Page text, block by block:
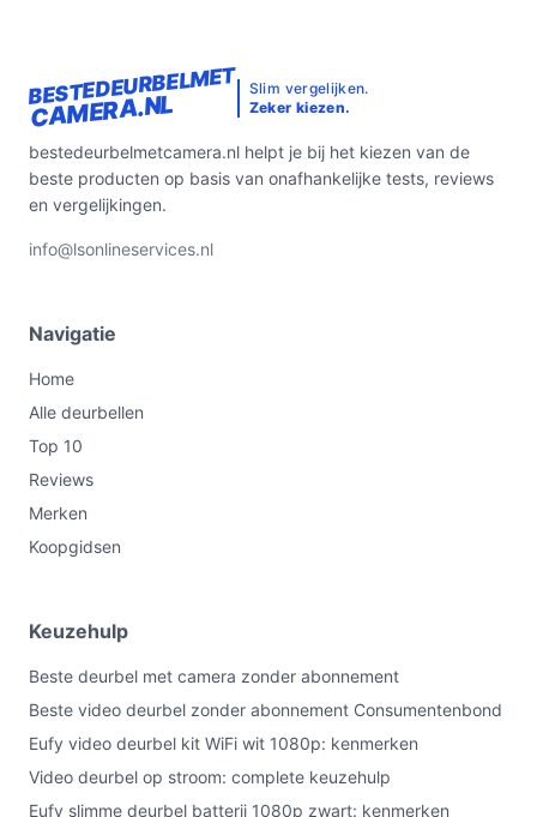
BESTEDEURBELMET
CAMERA.NL
Slim vergelijken.
Zeker kiezen.
bestedeurbelmetcamera.nl helpt je bij het kiezen van de
beste producten op basis van onafhankelijke tests, reviews
en vergelijkingen.
info@lsonlineservices.nl
Navigatie
Home
Alle deurbellen
Top 10
Reviews
Merken
Koopgidsen
Keuzehulp
Beste deurbel met camera zonder abonnement
Beste video deurbel zonder abonnement Consumentenbond
Eufy video deurbel kit WiFi wit 1080p: kenmerken
Video deurbel op stroom: complete keuzehulp
Eufy slimme deurbel batterij 1080p zwart: kenmerken